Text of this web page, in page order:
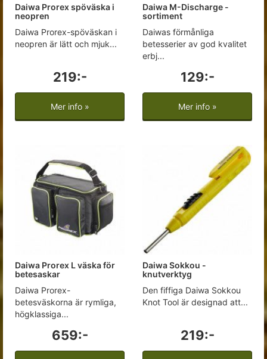
Daiwa Prorex spöväska i
neopren
Daiwa Prorex-spöväskan i
neopren är lätt och mjuk...
219:-
Mer info »
Daiwa M-Discharge -
sortiment
Daiwas förmånliga
betesserier av god kvalitet
erbj...
129:-
Mer info »
Daiwa Prorex L väska för
betesaskar
Daiwa Prorex-
betesväskorna är rymliga,
högklassiga...
659:-
Daiwa Sokkou -
knutverktyg
Den fiffiga Daiwa Sokkou
Knot Tool är designad att...
219:-